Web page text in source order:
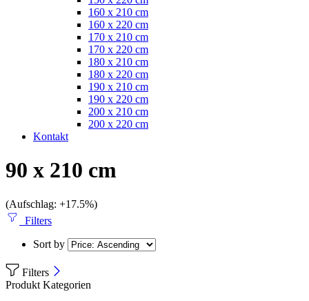
160 x 210 cm
160 x 220 cm
170 x 210 cm
170 x 220 cm
180 x 210 cm
180 x 220 cm
190 x 210 cm
190 x 220 cm
200 x 210 cm
200 x 220 cm
Kontakt
90 x 210 cm
(Aufschlag: +17.5%)
Filters
Sort by
Filters
Produkt Kategorien